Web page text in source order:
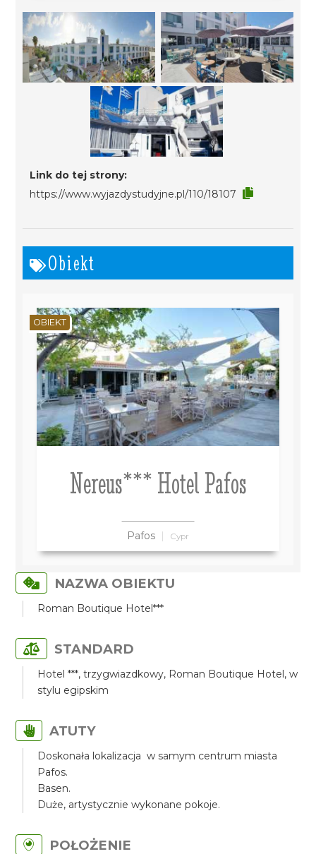
Link do tej strony:
https://www.wyjazdystudyjne.pl/110/18107
Obiekt
Nereus*** Hotel Pafos
Pafos Cypr
OBIEKT
NAZWA OBIEKTU
Roman Boutique Hotel***
STANDARD
Hotel ***, trzygwiazdkowy, Roman Boutique Hotel, w
stylu egipskim
ATUTY
Doskonała lokalizacja w samym centrum miasta
Pafos.
Basen.
Duże, artystycznie wykonane pokoje.
POŁOŻENIE